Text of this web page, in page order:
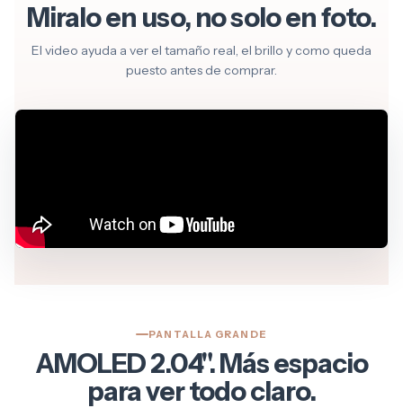
Miralo en uso, no solo en foto.
El video ayuda a ver el tamaño real, el brillo y como queda
puesto antes de comprar.
PANTALLA GRANDE
AMOLED 2.04". Más espacio
para ver todo claro.